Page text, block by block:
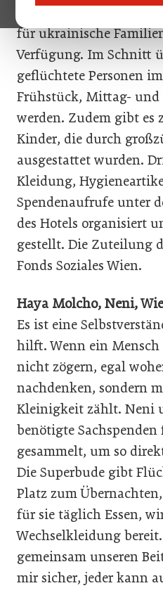
für ukrainische
Verfügung. Im Schnitt
geflüchtete Personen
Frühstück, Mittag- und
werden. Zudem gibt es
Kinder, die durch
ausgestattet wurden.
Kleidung,
Spendenaufrufe unter
des Hotels organisiert
gestellt. Die Zuteilung
Fonds Soziales Wien.
Haya Molcho, Neni,
Es ist eine
hilft. Wenn ein
nicht zögern, egal
nachdenken, sondern
Kleinigkeit zählt. Neni
benötigte
gesammelt, um so
Die Superbude gibt
Platz zum
für sie täglich Essen,
Wechselkleidung
gemeinsam unseren
mir sicher, jeder kann